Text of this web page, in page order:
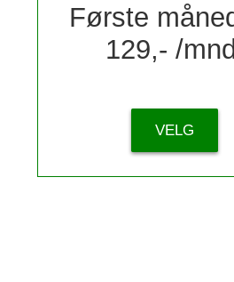
Første
129,- /
VELG